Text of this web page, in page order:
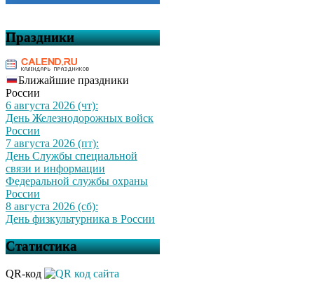
Праздники
Ближайшие праздники
России
6 августа 2026 (чт):
День Железнодорожных войск
России
7 августа 2026 (пт):
День Службы специальной
связи и информации
Федеральной службы охраны
России
8 августа 2026 (сб):
День физкультурника в России
Статистика
QR-код